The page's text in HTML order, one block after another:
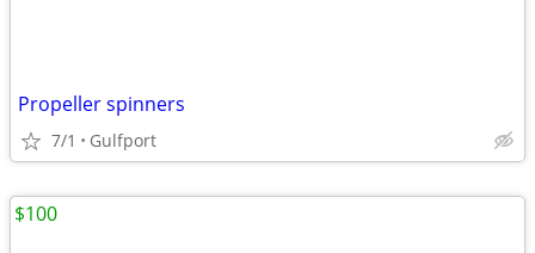
Propeller spinners
7/1 Gulfport
$100